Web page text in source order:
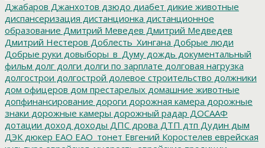
Джабаров Джанхотов дзюдо диабет дикие животные
диспансеризация дистанционка дистанционное
образование Дмитрий Меведев Дмитрий Медведев
Дмитрий Нестеров Доблесть_Хингана Добрые люди
Добрые руки довыборы_в_Думу дождь документальный
фильм долг долги долги по зарплате долговая нагрузка
долгострои долгострой долевое строительство должники
дом офицеров дом престарелых домашние животные
допфинансирование дороги дорожная камера дорожные
знаки дорожные камеры дорожный радар ДОСААФ
дотации доход доходы ДПС дрова ДТП дтп Дудин дым
ДЭК дюкер ЕАО ЕАО_тонет Евгений Коростелев еврейская